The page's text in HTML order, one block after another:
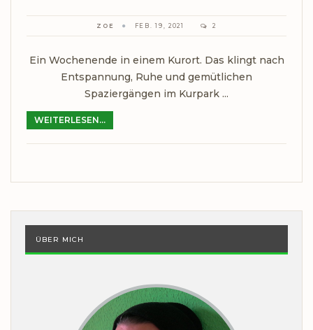
ZOE FEB. 19, 2021 2
Ein Wochenende in einem Kurort. Das klingt nach
Entspannung, Ruhe und gemütlichen
Spaziergängen im Kurpark ...
WEITERLESEN...
ÜBER MICH